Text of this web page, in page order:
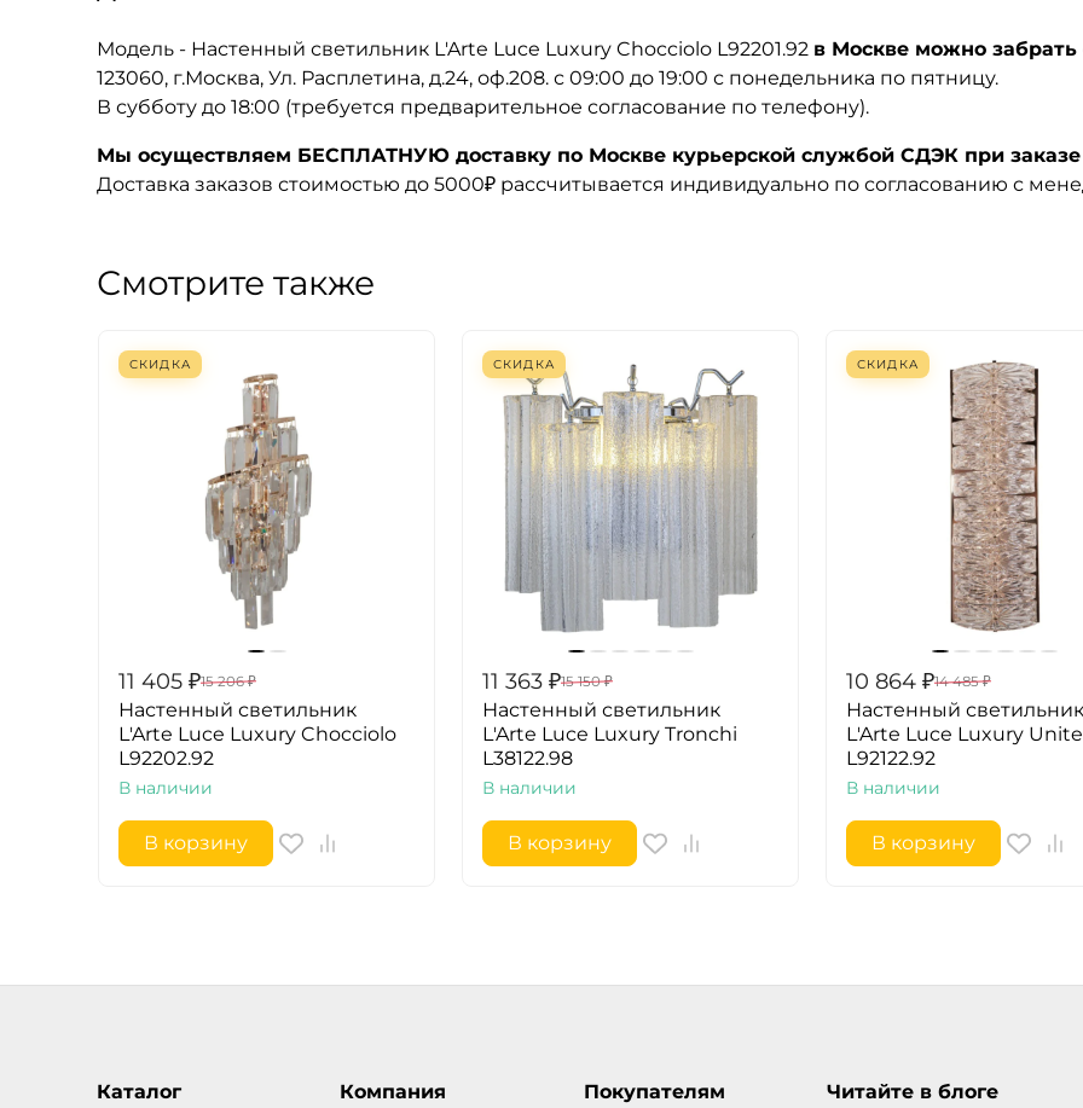
Модель - Настенный светильник L'Arte Luce Luxury Chocciolo L92201.92 в Москве можно забрать
123060, г.Москва, Ул. Расплетина, д.24, оф.208. с 09:00 до 19:00 с понедельника по пятницу.
В субботу до 18:00 (требуется предварительное согласование по телефону).
Мы осуществляем БЕСПЛАТНУЮ доставку по Москве курьерской службой СДЭК при заказе
Доставка заказов стоимостью до 5000₽ рассчитывается индивидуально по согласованию с
Смотрите также
СКИДКА
11 405 ₽15 206 ₽
Настенный светильник
L'Arte Luce Luxury Chocciolo
L92202.92
В наличии
В корзину
СКИДКА
11 363 ₽15 150 ₽
Настенный светильник
L'Arte Luce Luxury Tronchi
L38122.98
В наличии
В корзину
СКИДКА
10 864 ₽14 485 ₽
Настенный светильник
L'Arte Luce Luxury
L92122.92
В наличии
В корзину
Каталог
Компания
Покупателям
Читайте в блоге